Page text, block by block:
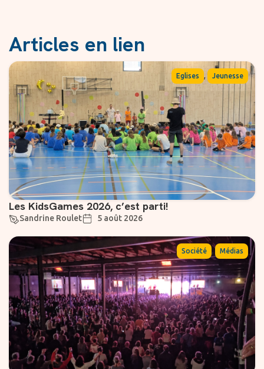
Articles en lien
Eglises , Jeunesse
Les KidsGames 2026, c’est parti!
Sandrine Roulet 5 août 2026
Société , Médias